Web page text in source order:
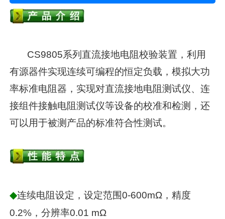
CS9805系列直流接地电阻校验装置，利用
有源器件实现连续可编程的恒定负载，模拟大功
率标准电阻器，实现对直流接地电阻测试仪、连
接组件接触电阻测试仪等设备的校准和检测，还
可以用于被测产品的标准符合性测试。
◆连续电阻设定，设定范围0-600mΩ，精度
0.2%，分辨率0.01 mΩ